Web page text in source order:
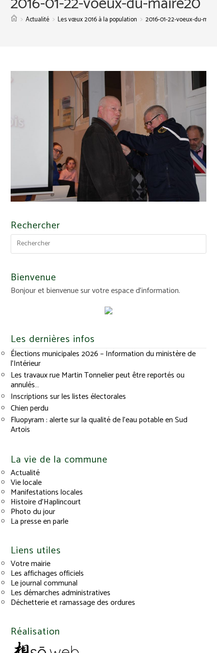
> Actualité > Les vœux 2016 à la population > 2016-01-22-voeux-du-
Rechercher
Bienvenue
Bonjour et bienvenue sur votre espace d'information.
Les dernières infos
Élections municipales 2026 – Information du ministère de
l’Intérieur
Les travaux rue Martin Tonnelier peut être reportés ou
annulés…
Inscriptions sur les listes électorales
Chien perdu
Fluopyram : alerte sur la qualité de l’eau potable en Sud
Artois
La vie de la commune
Actualité
Vie locale
Manifestations locales
Histoire d’Haplincourt
Photo du jour
La presse en parle
Liens utiles
Votre mairie
Les affichages officiels
Le journal communal
Les démarches administratives
Déchetterie et ramassage des ordures
Réalisation